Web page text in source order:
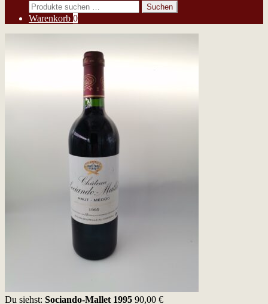
Suchen
nach:
Suchen
Warenkorb 0
Du siehst: Sociando-Mallet 1995 90,00 €